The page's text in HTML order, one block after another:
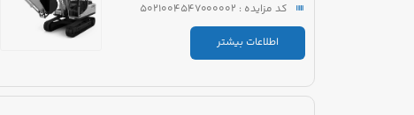
کد مزایده : 5021004547000002
اطلاعات بیشتر